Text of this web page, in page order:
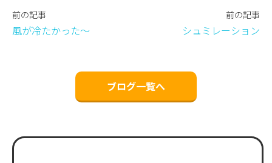
前の記事
風が冷たかった〜
前の記事
シュミレーション
ブログ一覧へ